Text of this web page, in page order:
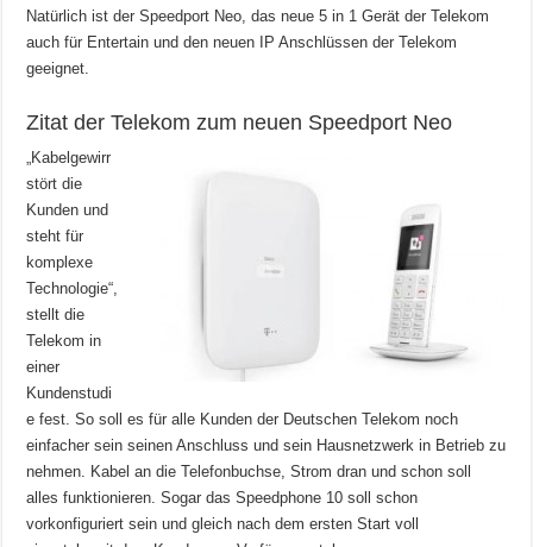
Natürlich ist der Speedport Neo, das neue 5 in 1 Gerät der Telekom
auch für Entertain und den neuen IP Anschlüssen der Telekom
geeignet.
Zitat der Telekom zum neuen Speedport Neo
„Kabelgewirr
stört die
Kunden und
steht für
komplexe
Technologie“,
stellt die
Telekom in
einer
Kundenstudi
e fest. So soll es für alle Kunden der Deutschen Telekom noch
einfacher sein seinen Anschluss und sein Hausnetzwerk in Betrieb zu
nehmen. Kabel an die Telefonbuchse, Strom dran und schon soll
alles funktionieren. Sogar das Speedphone 10 soll schon
vorkonfiguriert sein und gleich nach dem ersten Start voll